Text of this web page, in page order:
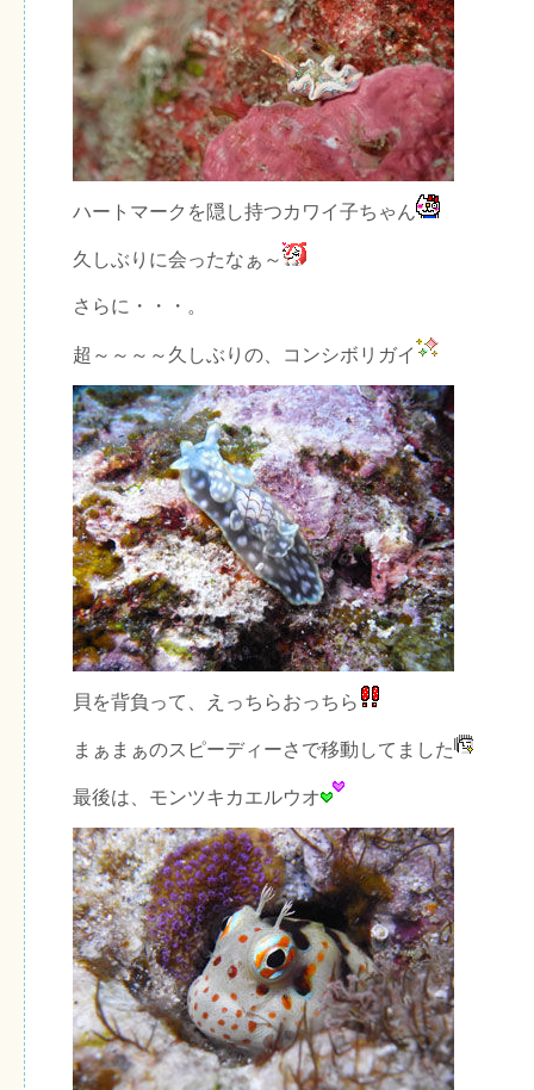
ハートマークを隠し持つカワイ子ちゃん
久しぶりに会ったなぁ～
さらに・・・。
超～～～～久しぶりの、コンシボリガイ
貝を背負って、えっちらおっちら
まぁまぁのスピーディーさで移動してました
最後は、モンツキカエルウオ